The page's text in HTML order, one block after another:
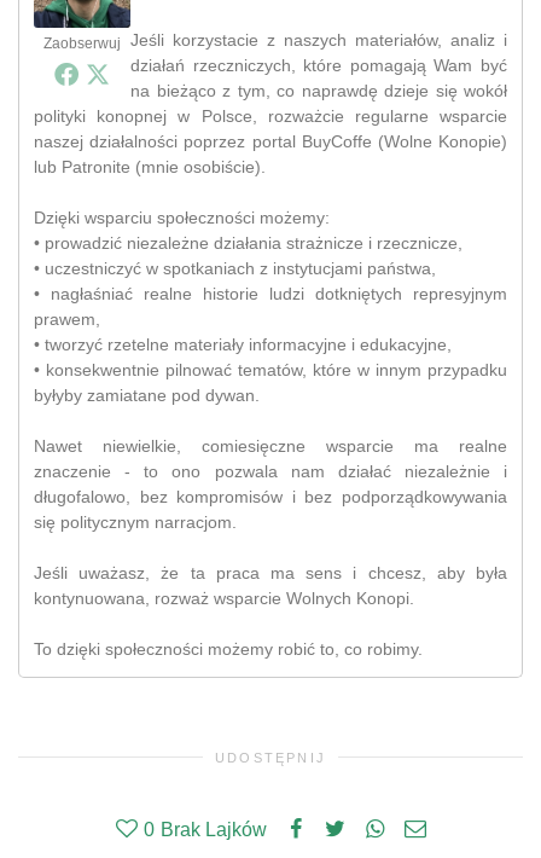
Zaobserwuj
Jeśli korzystacie z naszych materiałów, analiz i
działań rzeczniczych, które pomagają Wam być
na bieżąco z tym, co naprawdę dzieje się wokół
polityki konopnej w Polsce, rozważcie regularne wsparcie
naszej działalności poprzez portal BuyCoffe (Wolne Konopie)
lub Patronite (mnie osobiście).
Dzięki wsparciu społeczności możemy:
• prowadzić niezależne działania strażnicze i rzecznicze,
• uczestniczyć w spotkaniach z instytucjami państwa,
• nagłaśniać realne historie ludzi dotkniętych represyjnym
prawem,
• tworzyć rzetelne materiały informacyjne i edukacyjne,
• konsekwentnie pilnować tematów, które w innym przypadku
byłyby zamiatane pod dywan.
Nawet niewielkie, comiesięczne wsparcie ma realne
znaczenie - to ono pozwala nam działać niezależnie i
długofalowo, bez kompromisów i bez podporządkowywania
się politycznym narracjom.
Jeśli uważasz, że ta praca ma sens i chcesz, aby była
kontynuowana, rozważ wsparcie Wolnych Konopi.
To dzięki społeczności możemy robić to, co robimy.
UDOSTĘPNIJ
0 Brak Lajków